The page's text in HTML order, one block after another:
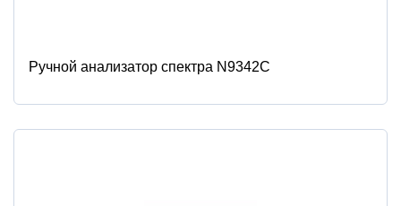
Ручной анализатор спектра N9342C